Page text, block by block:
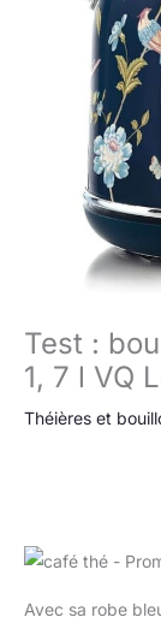
Test :
1, 7 l VQ
Théières et
Avec sa robe